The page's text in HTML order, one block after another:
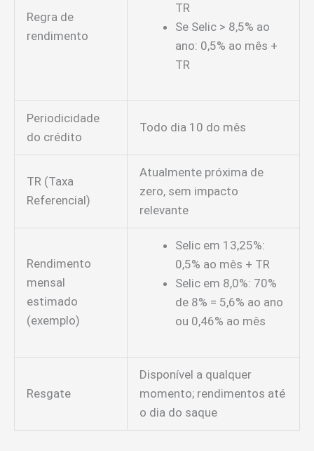
Regra de
rendimento
TR
Se Selic > 8,5% ao
ano: 0,5% ao mês +
TR
Periodicidade
do crédito
Todo dia 10 do mês
TR (Taxa
Referencial)
Atualmente próxima de
zero, sem impacto
relevante
Rendimento
mensal
estimado
(exemplo)
Selic em 13,25%:
0,5% ao mês + TR
Selic em 8,0%: 70%
de 8% = 5,6% ao ano
ou 0,46% ao mês
Resgate
Disponível a qualquer
momento; rendimentos até
o dia do saque